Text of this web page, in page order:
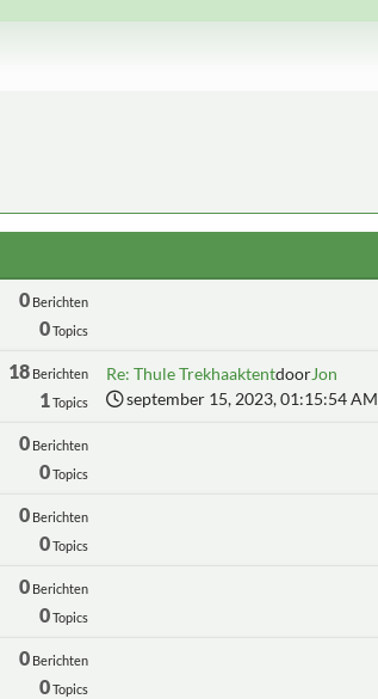
0Berichten
0Topics
18Berichten
1Topics
Re: Thule TrekhaaktentdoorJon
september 15, 2023, 01:15:54 AM
0Berichten
0Topics
0Berichten
0Topics
0Berichten
0Topics
0Berichten
0Topics